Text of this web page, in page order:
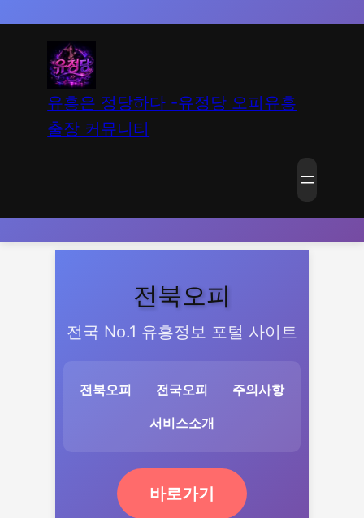
유흥은 정당하다 -유정당 오피유흥
출장 커뮤니티
전북오피
전국 No.1 유흥정보 포털 사이트
전북오피 전국오피 주의사항
서비스소개
바로가기